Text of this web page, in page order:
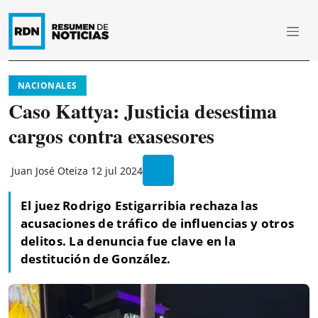
NACIONALES
Caso Kattya: Justicia desestima
cargos contra exasesores
Juan José Oteiza 12 jul 2024
El juez Rodrigo Estigarribia rechaza las
acusaciones de tráfico de influencias y otros
delitos. La denuncia fue clave en la
destitución de González.